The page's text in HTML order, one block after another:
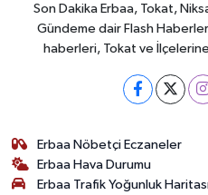
Son Dakika Erbaa, Tokat,
Gündeme dair Flash
haberleri, Tokat ve
Erbaa Nöbetçi Eczaneler
Erbaa Hava Durumu
Erbaa Trafik Yoğunluk